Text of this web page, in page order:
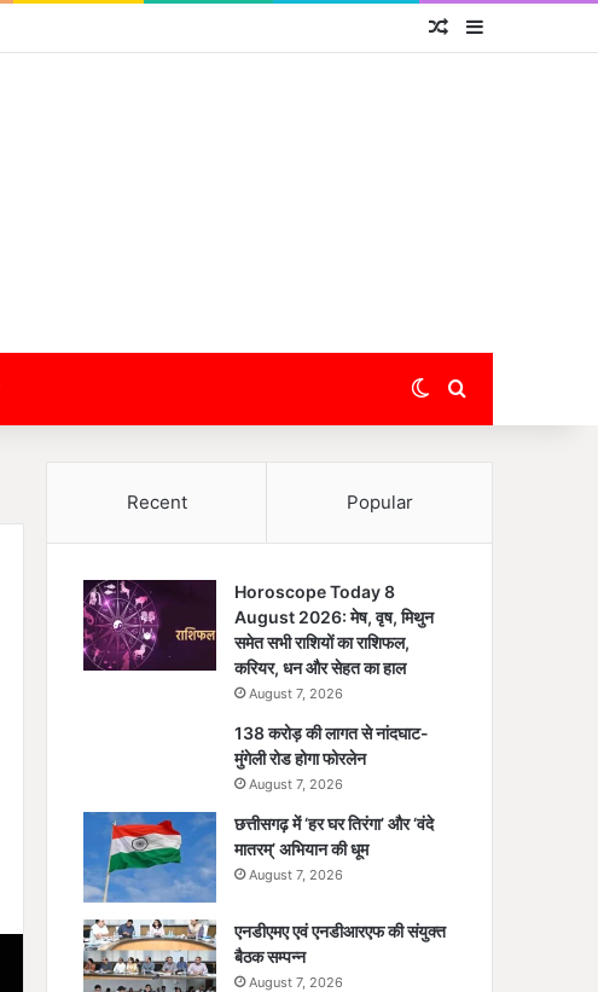
Random Article
Switch skin
Recent Popular
Horoscope Today 8
August 2026: मेष, वृष, मिथुन
समेत सभी राशियों का राशिफल,
करियर, धन और सेहत का हाल
August 7, 2026
138 करोड़ की लागत से नांदघाट-
मुंगेली रोड होगा फोरलेन
August 7, 2026
छत्तीसगढ़ में ‘हर घर तिरंगा’ और ‘वंदे
मातरम्’ अभियान की धूम
August 7, 2026
एनडीएमए एवं एनडीआरएफ की संयुक्त
बैठक सम्पन्न
August 7, 2026